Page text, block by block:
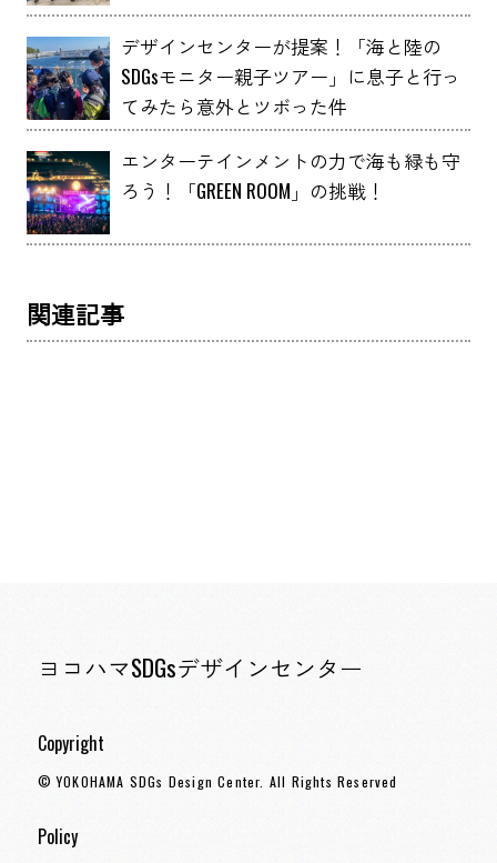
デザインセンターが提案！「海と陸の
SDGsモニター親子ツアー」に息子と行っ
てみたら意外とツボった件
エンターテインメントの力で海も緑も守
ろう！「GREEN ROOM」の挑戦！
関連記事
ヨコハマSDGsデザインセンター
Copyright
© YOKOHAMA SDGs Design Center. All Rights Reserved
Policy